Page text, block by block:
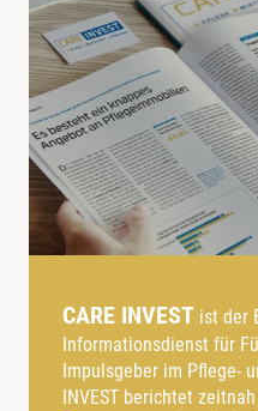
CARE INVEST ist der
Informationsdienst für
Impulsgeber im Pflege-
INVEST berichtet